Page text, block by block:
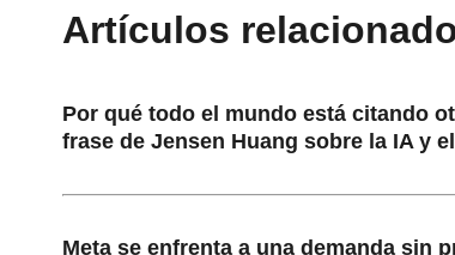
Artículos
Por qué todo el mundo está citando
frase de Jensen Huang sobre la IA y
Meta se enfrenta a una demanda sin